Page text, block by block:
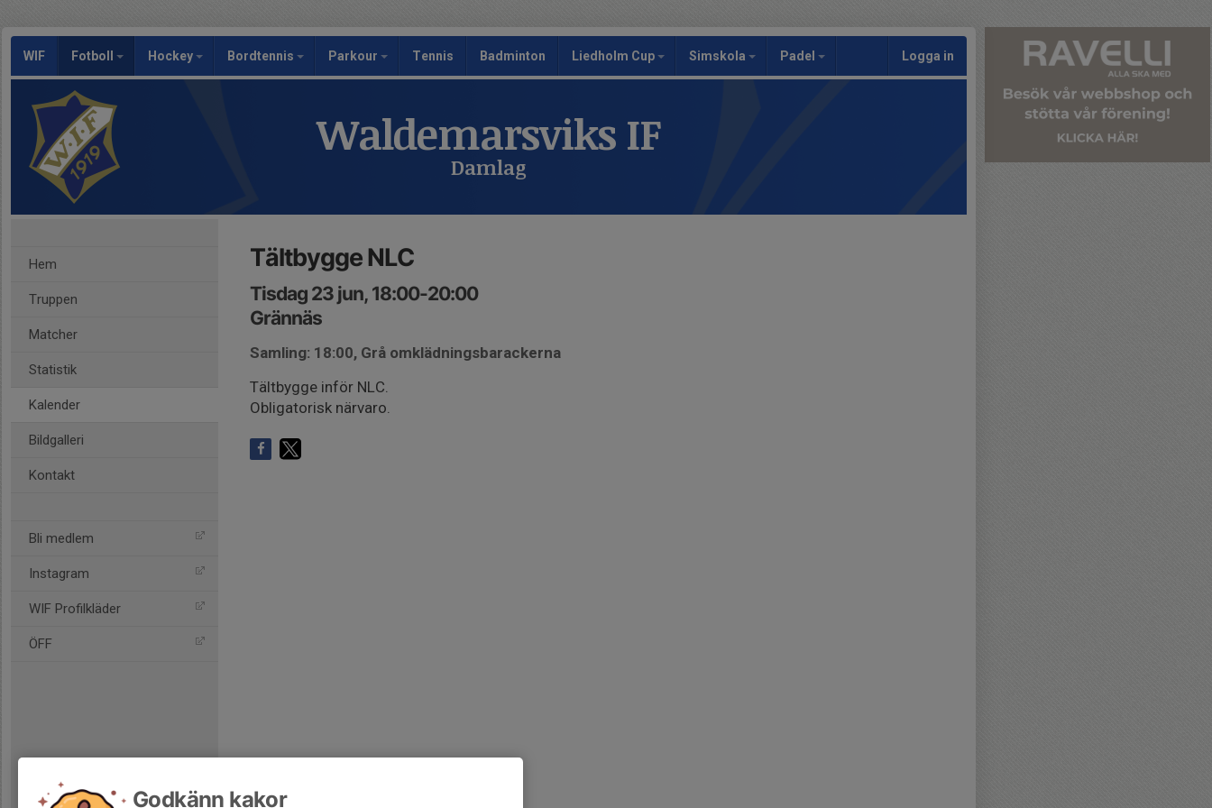
WIF Fotboll Hockey Bordtennis Parkour Tennis Badminton Liedholm Cup Simskola Padel Logga in
Waldemarsviks IF
Damlag
Hem
Truppen
Matcher
Statistik
Kalender
Bildgalleri
Kontakt
Bli medlem
Instagram
WIF Profilkläder
ÖFF
Tältbygge NLC
Tisdag 23 jun, 18:00-20:00
Grännäs
Samling: 18:00, Grå omklädningsbarackerna
Tältbygge inför NLC.
Obligatorisk närvaro.
Godkänn kakor